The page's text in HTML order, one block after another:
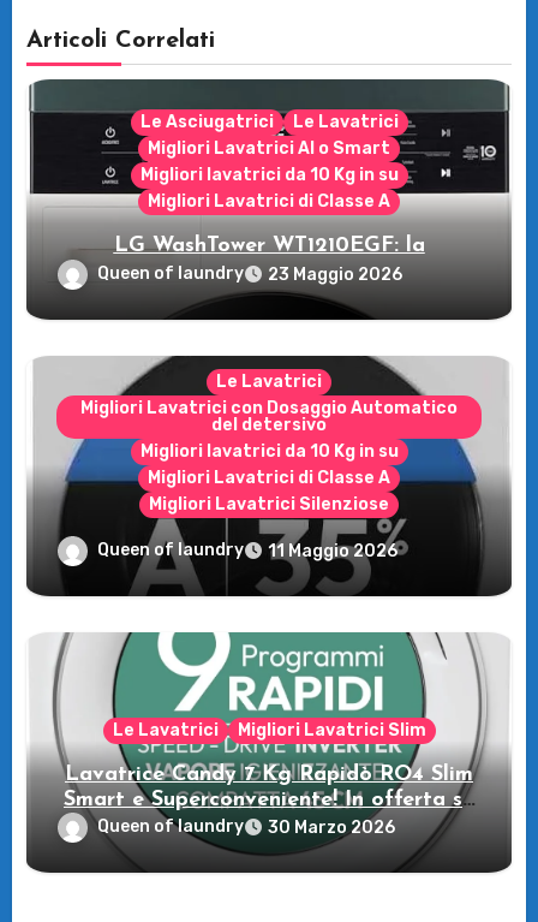
Articoli Correlati
Le Asciugatrici
Le Lavatrici
Migliori Lavatrici AI o Smart
Migliori lavatrici da 10 Kg in su
Migliori Lavatrici di Classe A
LG WashTower WT1210EGF: la
rivoluzione intelligente per il tuo bucato!
Queen of laundry 23 Maggio 2026
Le Lavatrici
Migliori Lavatrici con Dosaggio Automatico
del detersivo
Migliori lavatrici da 10 Kg in su
Migliori Lavatrici di Classe A
Migliori Lavatrici Silenziose
Recensione della Lavatrice Candy
MultiWash: Innovazione e flessibilità a
casa tua!
Queen of laundry 11 Maggio 2026
Le Lavatrici Migliori Lavatrici Slim
Lavatrice Candy 7 Kg Rapidò RO4 Slim
Smart e Superconveniente! In offerta su
Amazon
Queen of laundry 30 Marzo 2026